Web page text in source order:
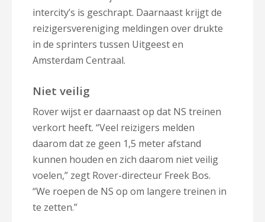
intercity’s is geschrapt. Daarnaast krijgt de
reizigersvereniging meldingen over drukte
in de sprinters tussen Uitgeest en
Amsterdam Centraal.
Niet veilig
Rover wijst er daarnaast op dat NS treinen
verkort heeft. “Veel reizigers melden
daarom dat ze geen 1,5 meter afstand
kunnen houden en zich daarom niet veilig
voelen,” zegt Rover-directeur Freek Bos.
“We roepen de NS op om langere treinen in
te zetten.”